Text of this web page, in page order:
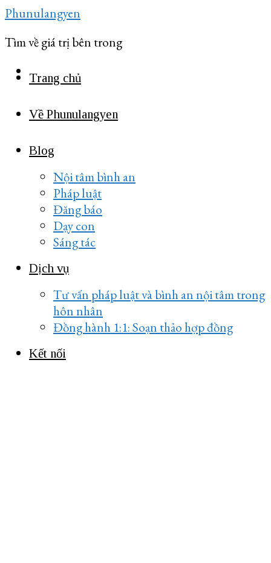
Skip
content
Phunulangyen
Tìm về giá trị bên trong
Trang chủ
Về Phunulangyen
Blog
Nội tâm bình an
Pháp luật
Đăng báo
Dạy con
Sáng tác
Dịch vụ
Tư vấn pháp luật và bình an nội tâm trong
hôn nhân
Đồng hành 1:1: Soạn thảo hợp đồng
Kết nối